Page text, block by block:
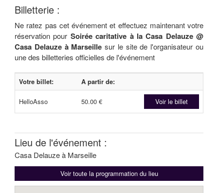
Billetterie :
Ne ratez pas cet événement et effectuez maintenant votre
réservation pour Soirée caritative à la Casa Delauze @
Casa Delauze à Marseille sur le site de l'organisateur ou
une des billetteries officielles de l'événement
Votre billet: A partir de:
HelloAsso 50.00 € Voir le billet
Lieu de l'événement :
Casa Delauze à Marseille
Voir toute la programmation du lieu